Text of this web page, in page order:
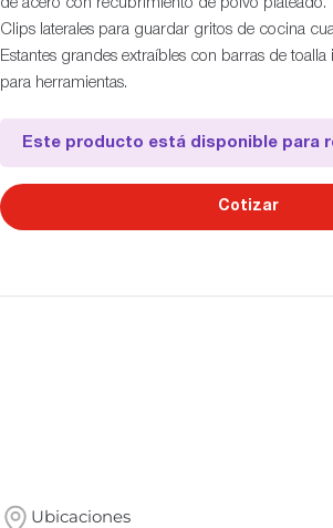
de acero con recubrimiento de polvo plateado.
Clips laterales para guardar gritos de cocina
Estantes grandes extraíbles con barras de
para herramientas.
Este producto está disponible para
Cotizar
Ubicaciones